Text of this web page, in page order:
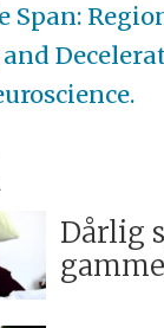
Span:
Dårlig